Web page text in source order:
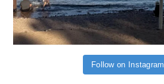
Follow on Instagram